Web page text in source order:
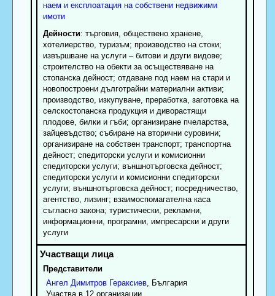
наем и експлоатация на собствени недвижими
имоти
Дейности: търговия, обществено хранене,
хотелиерство, туризъм; производство на стоки;
извършване на услуги – битови и други видове;
строителство на обекти за осъществяване на
стопанска дейност; отдаване под наем на стари и
новопостроени дълготрайни материални активи;
производство, изкупуване, преработка, заготовка на
селскостопанска продукция и диворастящи
плодове, билки и гъби; организиране пчеларства,
зайцевъдство; събиране на вторични суровини;
организиране на собствен транспорт; транспортна
дейност; спедиторски услуги и комисионни
спедиторски услуги; външнотърговска дейност;
спедиторски услуги и комисионни спедиторски
услуги; външнотърговска дейност; посредничество,
агентство, лизинг; взаимоспомагателна каса
съгласно закона; туристически, рекламни,
информационни, програмни, импресарски и други
услуги
Представители
Ангел Димитров Гераксиев, България
Участва в 12 организации.